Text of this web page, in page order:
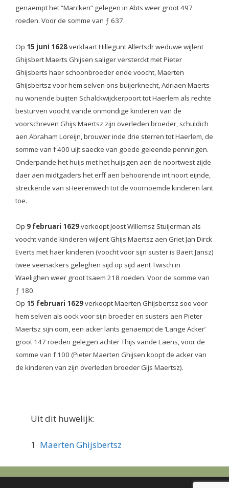
genaempt het “Marcken” gelegen in Abts weer groot 497
roeden. Voor de somme van ƒ 637.
Op 15 juni 1628verklaart Hillegunt Allertsdr weduwe wijlent
Ghijsbert Maerts Ghijsen saliger versterckt met Pieter
Ghijsberts haer schoonbroeder ende voocht, Maerten
Ghijsbertsz voor hem selven ons buijerknecht, Adriaen Maerts
nu wonende buijten Schalckwijckerpoort tot Haerlem als rechte
besturven voocht vande onmondige kinderen van de
voorschreven Ghijs Maertsz zijn overleden broeder, schuldich
aen Abraham Loreijn, brouwer inde drie sterren tot Haerlem, de
somme van f 400 uijt saecke van goede geleende penningen.
Onderpande het huijs met het huijsgen aen de noortwest zijde
daer aen midtgaders het erff aen behoorende int noort eijnde,
streckende van sHeerenwech tot de voornoemde kinderen lant
toe.
Op 9 februari 1629verkoopt Joost Willemsz Stuijerman als
voocht vande kinderen wijlent Ghijs Maertsz aen Griet Jan Dirck
Everts met haer kinderen (voocht voor sijn suster is Baert Jansz)
twee veenackers geleghen sijd op sijd aent Twisch in
Waelighen weer groot tsaem 218 roeden. Voor de somme van
ƒ 180.
Op 15 februari 1629verkoopt Maerten Ghijsbertsz soo voor
hem selven als oock voor sijn broeder en susters aen Pieter
Maertsz sijn oom, een acker lants genaempt de ‘Lange Acker’
groot 147 roeden gelegen achter Thijs vande Laens, voor de
somme van f 100 (Pieter Maerten Ghijsen koopt de acker van
de kinderen van zijn overleden broeder Gijs Maertsz).
Uit dit huwelijk:
1 Maerten Ghijsbertsz